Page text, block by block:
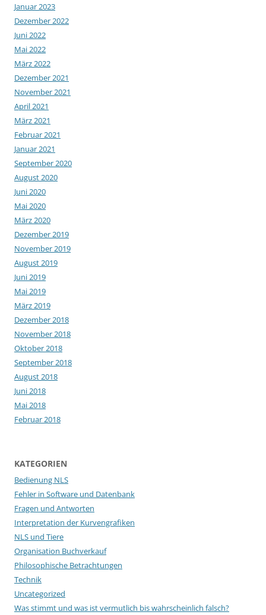
Januar 2023
Dezember 2022
Juni 2022
Mai 2022
März 2022
Dezember 2021
November 2021
April 2021
März 2021
Februar 2021
Januar 2021
September 2020
August 2020
Juni 2020
Mai 2020
März 2020
Dezember 2019
November 2019
August 2019
Juni 2019
Mai 2019
März 2019
Dezember 2018
November 2018
Oktober 2018
September 2018
August 2018
Juni 2018
Mai 2018
Februar 2018
KATEGORIEN
Bedienung NLS
Fehler in Software und Datenbank
Fragen und Antworten
Interpretation der Kurvengrafiken
NLS und Tiere
Organisation Buchverkauf
Philosophische Betrachtungen
Technik
Uncategorized
Was stimmt und was ist vermutlich bis wahrscheinlich falsch?